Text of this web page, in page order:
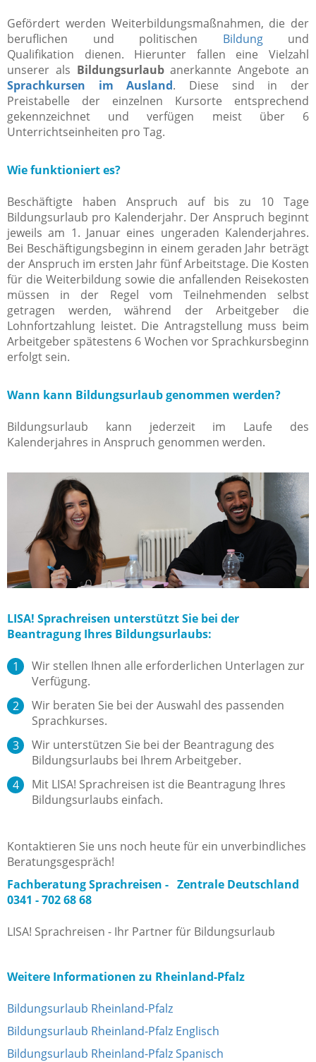
Gefördert werden Weiterbildungsmaßnahmen, die der
beruflichen und politischen Bildungund
Qualifikation dienen. Hierunter fallen eine Vielzahl
unserer als Bildungsurlaubanerkannte Angebote an
Sprachkursen im Ausland. Diese sind in der
Preistabelle der einzelnen Kursorte entsprechend
gekennzeichnet und verfügen meist über 6
Unterrichtseinheiten pro Tag.
Wie funktioniert es?
Beschäftigte haben Anspruch auf bis zu 10 Tage
Bildungsurlaub pro Kalenderjahr. Der Anspruch beginnt
jeweils am 1. Januar eines ungeraden Kalenderjahres.
Bei Beschäftigungsbeginn in einem geraden Jahr beträgt
der Anspruch im ersten Jahr fünf Arbeitstage. Die Kosten
für die Weiterbildung sowie die anfallenden Reisekosten
müssen in der Regel vom Teilnehmenden selbst
getragen werden, während der Arbeitgeber die
Lohnfortzahlung leistet. Die Antragstellung muss beim
Arbeitgeber spätestens 6 Wochen vor Sprachkursbeginn
erfolgt sein.
Wann kann Bildungsurlaub genommen werden?
Bildungsurlaub kann jederzeit im Laufe des
Kalenderjahres in Anspruch genommen werden.
LISA! Sprachreisen unterstützt Sie bei der
Beantragung Ihres Bildungsurlaubs:
Wir stellen Ihnen alle erforderlichen Unterlagen zur
Verfügung.
Wir beraten Sie bei der Auswahl des passenden
Sprachkurses.
Wir unterstützen Sie bei der Beantragung des
Bildungsurlaubs bei Ihrem Arbeitgeber.
Mit LISA! Sprachreisen ist die Beantragung Ihres
Bildungsurlaubs einfach.
Kontaktieren Sie uns noch heute für ein unverbindliches
Beratungsgespräch!
Fachberatung Sprachreisen - Zentrale Deutschland
0341 - 702 68 68
LISA! Sprachreisen - Ihr Partner für Bildungsurlaub
Weitere Informationen zu Rheinland-Pfalz
Bildungsurlaub Rheinland-Pfalz
Bildungsurlaub Rheinland-Pfalz Englisch
Bildungsurlaub Rheinland-Pfalz Spanisch